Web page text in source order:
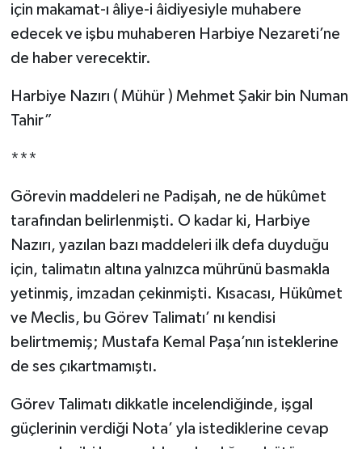
için makamat-ı âliye-i âidiyesiyle muhabere
edecek ve işbu muhaberen Harbiye Nezareti’ne
de haber verecektir.
Harbiye Nazırı ( Mühür ) Mehmet Şakir bin Numan
Tahir”
***
Görevin maddeleri ne Padişah, ne de hükûmet
tarafından belirlenmişti. O kadar ki, Harbiye
Nazırı, yazılan bazı maddeleri ilk defa duyduğu
için, talimatın altına yalnızca mührünü basmakla
yetinmiş, imzadan çekinmişti. Kısacası, Hükûmet
ve Meclis, bu Görev Talimatı’ nı kendisi
belirtmemiş; Mustafa Kemal Paşa’nın isteklerine
de ses çıkartmamıştı.
Görev Talimatı dikkatle incelendiğinde, işgal
güçlerinin verdiği Nota’ yla istediklerine cevap